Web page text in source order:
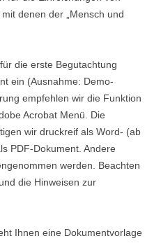
denen der „Mensch und
die erste Begutachtung
ein (Ausnahme: Demo-
empfehlen wir die Funktion
Acrobat Menü. Die
wir druckreif als Word- (ab
PDF-Dokument. Andere
werden. Beachten
die Hinweisen zur
Ihnen eine Dokumentvorlage